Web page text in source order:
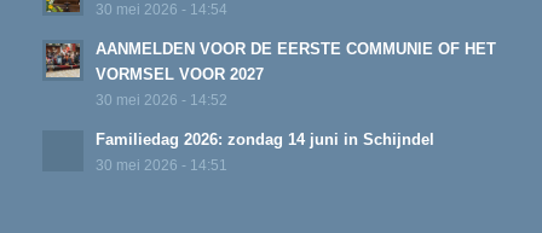
30 mei 2026 - 14:54
AANMELDEN VOOR DE EERSTE COMMUNIE OF HET
VORMSEL VOOR 2027
30 mei 2026 - 14:52
Familiedag 2026: zondag 14 juni in Schijndel
30 mei 2026 - 14:51